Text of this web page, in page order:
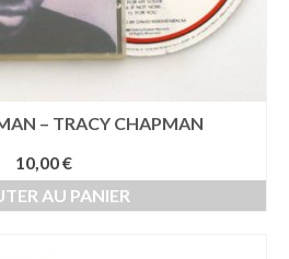
– TRACY CHAPMAN
10,00€
AU PANIER